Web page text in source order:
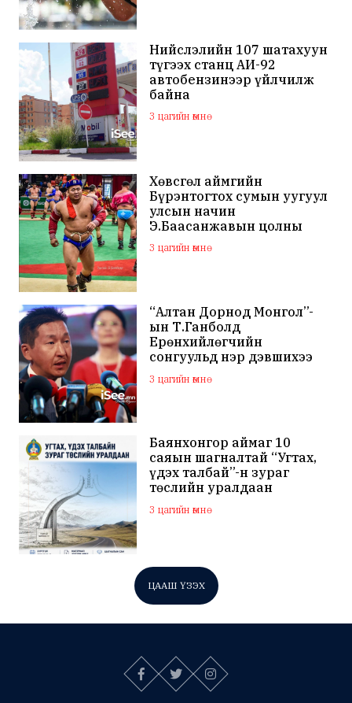
Нийслэлийн 107 шатахуун
түгээх станц АИ-92
автобензинээр үйлчилж
байна
3 цагийн өмнө
Хөвсгөл аймгийн
Бүрэнтогтох сумын уугуул
улсын начин
Э.Баасанжавын цолны
мялаалга наадам эхэллээ
3 цагийн өмнө
“Алтан Дорнод Монгол”-
ын Т.Ганболд
Ерөнхийлөгчийн
сонгуульд нэр дэвшихээ
илэрхийллээ
3 цагийн өмнө
Баянхонгор аймаг 10
саяын шагналтай “Угтах,
үдэх талбай”-н зураг
төслийн уралдаан
зарлажээ
3 цагийн өмнө
ЦААШ ҮЗЭХ